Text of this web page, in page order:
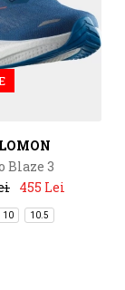
Blaze 3
455 Lei
10 10.5